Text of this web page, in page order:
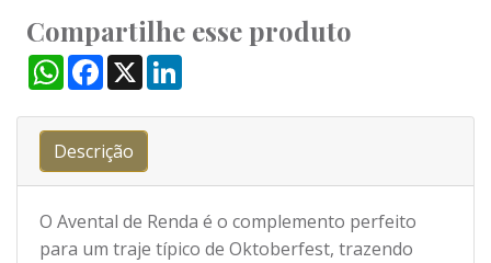
Compartilhe esse produto
WhatsApp
Facebook
X
Descrição
O Avental de Renda é o complemento perfeito
para um traje típico de Oktoberfest, trazendo